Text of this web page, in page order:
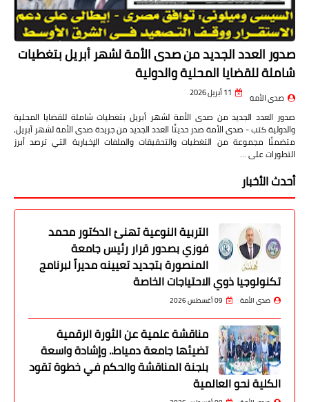
صدور العدد الجديد من صدى الأمة لشهر أبريل بتغطيات
شاملة للقضايا المحلية والدولية
صدى الأمة 11 أبريل 2026
صدور العدد الجديد من صدى الأمة لشهر أبريل بتغطيات شاملة للقضايا المحلية
والدولية كتب - صدى الأمة صدر حديثًا العدد الجديد من جريدة صدى الأمة لشهر أبريل،
متضمنًا مجموعة من التغطيات والتحقيقات والملفات الإخبارية التي ترصد أبرز
التطورات على …
أحدث الأخبار
التربية النوعية تهنئ الدكتور محمد
فوزي بصدور قرار رئيس جامعة
المنصورة بتجديد تعيينه مديراً لبرنامج
تكنولوجيا ذوي الاحتياجات الخاصة
صدى الأمة 09 أغسطس 2026
مناقشة علمية عن الثورة الرقمية
تضيئها جامعة دمياط.. وإشادة واسعة
بلجنة المناقشة والحكم في خطوة تقود
الكلية نحو العالمية